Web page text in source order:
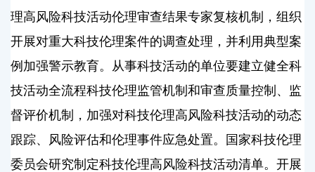
理高风险科技活动伦理审查结果专家复核机制，组织
开展对重大科技伦理案件的调查处理，并利用典型案
例加强警示教育。从事科技活动的单位要建立健全科
技活动全流程科技伦理监管机制和审查质量控制、监
督评价机制，加强对科技伦理高风险科技活动的动态
跟踪、风险评估和伦理事件应急处置。国家科技伦理
委员会研究制定科技伦理高风险科技活动清单。开展